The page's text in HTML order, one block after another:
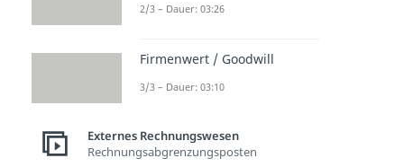
2/3 – Dauer: 03:26
Firmenwert / Goodwill
3/3 – Dauer: 03:10
Externes Rechnungswesen
Rechnungsabgrenzungsposten